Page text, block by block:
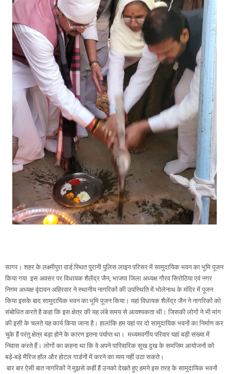
सागर। शहर के लक्ष्मीपुरा वार्ड स्थित पुरानी पुलिस लाइन परिसर में सामुदायिक भवन का भूमि पूजन
किया गया इस अवसर पर विधायक शैलेंद्र जैन, भाजपा जिला अध्यक्ष गौरव सिरोठिया एवं नगर
निगम अध्यक्ष वृंदावन अहिरवार ने स्थानीय नागरिकों की उपस्थिति में भोलेनाथ के मंदिर में पूजन
किया इसके बाद सामुदायिक भवन का भूमि पूजन किया। यहां विधायक शैलेंद्र जैन ने नागरिकों को
संबोधित करते है कहा कि इस क्षेत्र की यह लंबे समय से आवश्यकता थी। जिसकी लोगों ने भी मांग
की इसी के चलते यह कार्य किया जाना है। हालांकि हम यहां पर दो सामुदायिक भवनों का निर्माण कर
चुके हैं परंतु क्षेत्र बड़ा होने के कारण इतना पर्याप्त था। मध्यमवर्गीय परिवार यहां बड़ी संख्या में
निवास करते हैं। लोगों का कहना था कि वे अपने पारिवारिक सुख दुख के समजिम आयोजनों को
बड़े-बड़े मैरिज हॉल और होटल गार्डनों में करने का व्यय नहीं उठा सकते।
बार बार ऐसी बात नागरिकों ने मुझसे कहीं हैं उनको देखते हुए हमने इस तरह के सामुदायिक भवनों